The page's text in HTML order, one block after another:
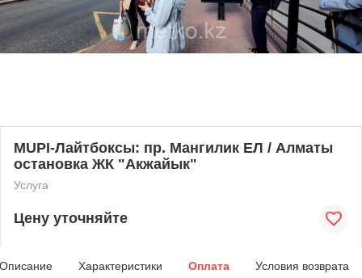
МUPI-Лайтбоксы: пр. Мангилик ЕЛ / Алматы
остановка ЖК "Акжайык"
Услуга
Цену уточняйте
Описание Характеристики Оплата Условия возврата